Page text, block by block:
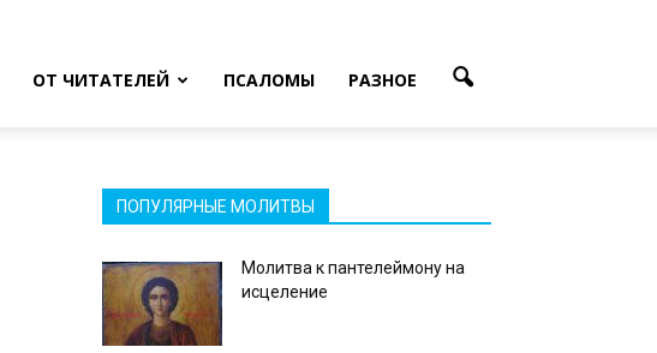
ОТ ЧИТАТЕЛЕЙ ПСАЛОМЫ РАЗНОЕ
ПОПУЛЯРНЫЕ МОЛИТВЫ
Молитва к пантелеймону на
исцеление